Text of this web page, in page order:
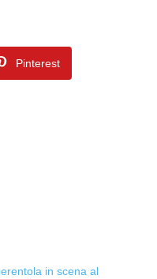
Pinterest
in scena al